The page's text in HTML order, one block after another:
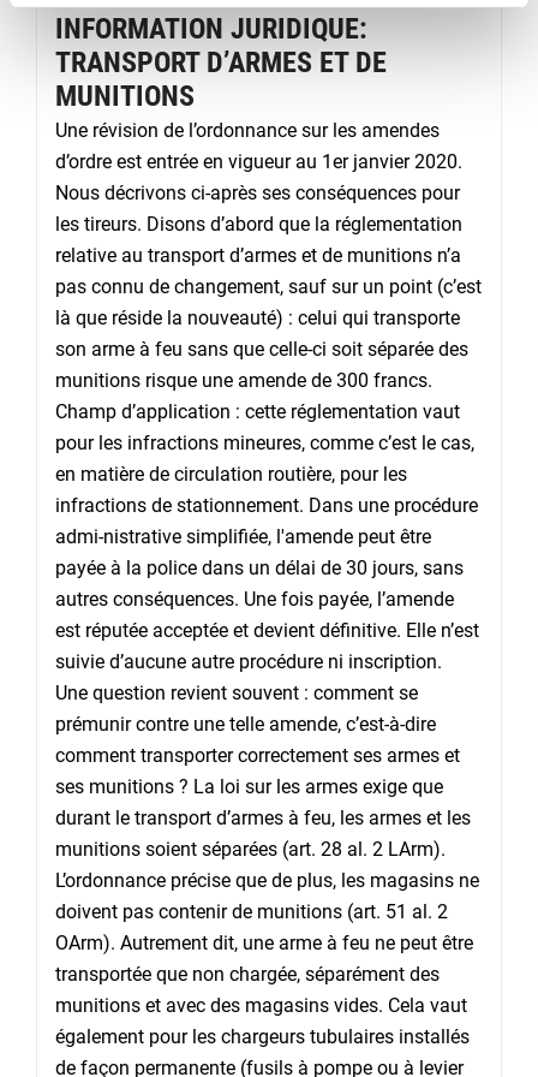
INFORMATION JURIDIQUE:
TRANSPORT D’ARMES ET DE
MUNITIONS
Une révision de l’ordonnance sur les amendes
d’ordre est entrée en vigueur au 1er janvier 2020.
Nous décrivons ci-après ses conséquences pour
les tireurs. Disons d’abord que la réglementation
relative au transport d’armes et de munitions n’a
pas connu de changement, sauf sur un point (c’est
là que réside la nouveauté) : celui qui transporte
son arme à feu sans que celle-ci soit séparée des
munitions risque une amende de 300 francs.
Champ d’application : cette réglementation vaut
pour les infractions mineures, comme c’est le cas,
en matière de circulation routière, pour les
infractions de stationnement. Dans une procédure
admi-nistrative simplifiée, l'amende peut être
payée à la police dans un délai de 30 jours, sans
autres conséquences. Une fois payée, l’amende
est réputée acceptée et devient définitive. Elle n’est
suivie d’aucune autre procédure ni inscription.
Une question revient souvent : comment se
prémunir contre une telle amende, c’est-à-dire
comment transporter correctement ses armes et
ses munitions ? La loi sur les armes exige que
durant le transport d’armes à feu, les armes et les
munitions soient séparées (art. 28 al. 2 LArm).
L’ordonnance précise que de plus, les magasins ne
doivent pas contenir de munitions (art. 51 al. 2
OArm). Autrement dit, une arme à feu ne peut être
transportée que non chargée, séparément des
munitions et avec des magasins vides. Cela vaut
également pour les chargeurs tubulaires installés
de façon permanente (fusils à pompe ou à levier